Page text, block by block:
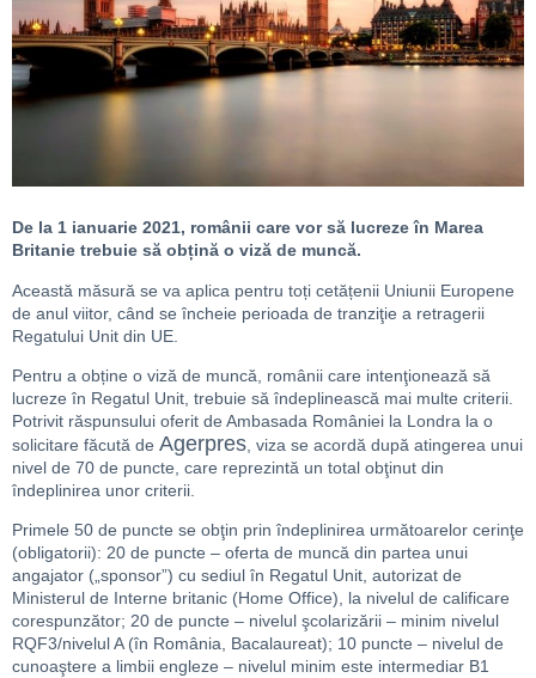
De la 1 ianuarie 2021, românii care vor să lucreze în Marea
Britanie trebuie să obțină o viză de muncă.
Această măsură se va aplica pentru toți cetățenii Uniunii Europene
de anul viitor, când se încheie perioada de tranziţie a retragerii
Regatului Unit din UE.
Pentru a obține o viză de muncă, românii care intenţionează să
lucreze în Regatul Unit, trebuie să îndeplinească mai multe criterii.
Potrivit răspunsului oferit de Ambasada României la Londra la o
solicitare făcută de Agerpres , viza se acordă după atingerea unui
nivel de 70 de puncte, care reprezintă un total obţinut din
îndeplinirea unor criterii.
Primele 50 de puncte se obţin prin îndeplinirea următoarelor cerinţe
(obligatorii): 20 de puncte – oferta de muncă din partea unui
angajator („sponsor”) cu sediul în Regatul Unit, autorizat de
Ministerul de Interne britanic (Home Office), la nivelul de calificare
corespunzător; 20 de puncte – nivelul şcolarizării – minim nivelul
RQF3/nivelul A (în România, Bacalaureat); 10 puncte – nivelul de
cunoaştere a limbii engleze – nivelul minim este intermediar B1